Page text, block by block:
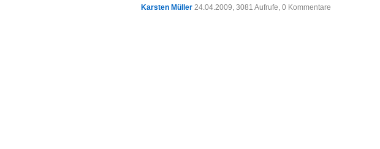
Karsten Müller 24.04.2009, 3081 Aufrufe, 0 Kommentare